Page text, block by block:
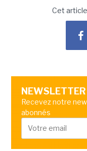
Cet
NEWSLETTER
Recevez notre
abonnés